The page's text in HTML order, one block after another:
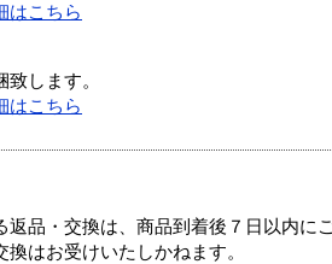
はこちら
します。
はこちら
返品・交換は、商品到着後７日以内
はお受けいたしかねます。